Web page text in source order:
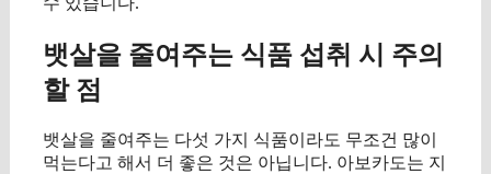
뱃살을 줄여주는 식품 섭취 시 주의
할 점
뱃살을 줄여주는 다섯 가지 식품이라도 무조건 많이
먹는다고 해서 더 좋은 것은 아닙니다. 아보카도는 지